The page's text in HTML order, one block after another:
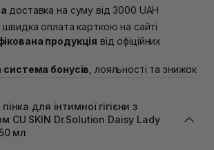
Луцьк, вул. Винниченка 4
Львів, вул. Академіка Підстригача, 1В
Львів, вул. Степана Бандери 45
доставка на суму від 3000 UAH
швидка оплата карткою на сайті
продукція від офіційних
система бонусів , лояльності та знижок
для інтимної гігієни з
CU SKIN Dr.Solution Daisy Lady
мл